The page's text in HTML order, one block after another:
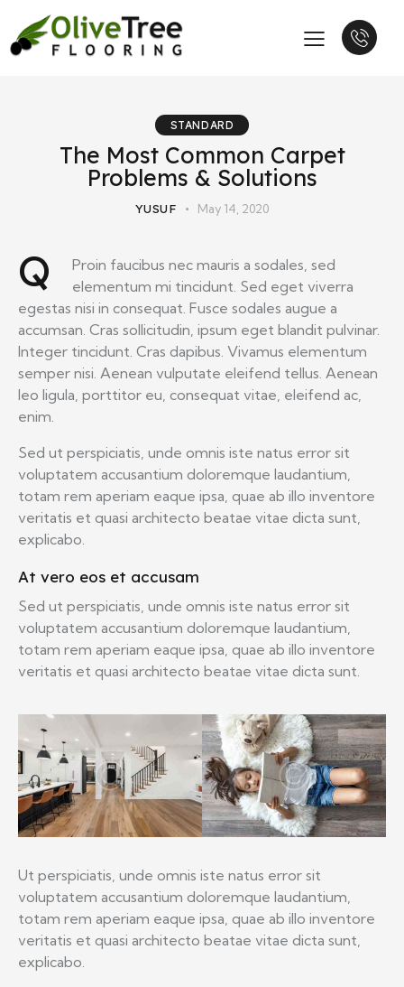
STANDARD
The Most Common Carpet
Problems & Solutions
YUSUF May 14, 2020
Q
Proin faucibus nec mauris a sodales, sed
elementum mi tincidunt. Sed eget viverra
egestas nisi in consequat. Fusce sodales augue a
accumsan. Cras sollicitudin, ipsum eget blandit pulvinar.
Integer tincidunt. Cras dapibus. Vivamus elementum
semper nisi. Aenean vulputate eleifend tellus. Aenean
leo ligula, porttitor eu, consequat vitae, eleifend ac,
enim.
Sed ut perspiciatis, unde omnis iste natus error sit
voluptatem accusantium doloremque laudantium,
totam rem aperiam eaque ipsa, quae ab illo inventore
veritatis et quasi architecto beatae vitae dicta sunt,
explicabo.
At vero eos et accusam
Sed ut perspiciatis, unde omnis iste natus error sit
voluptatem accusantium doloremque laudantium,
totam rem aperiam eaque ipsa, quae ab illo inventore
veritatis et quasi architecto beatae vitae dicta sunt.
Ut perspiciatis, unde omnis iste natus error sit
voluptatem accusantium doloremque laudantium,
totam rem aperiam eaque ipsa, quae ab illo inventore
veritatis et quasi architecto beatae vitae dicta sunt,
explicabo.